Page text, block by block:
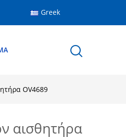
Greek
OV4689
αισθητήρα